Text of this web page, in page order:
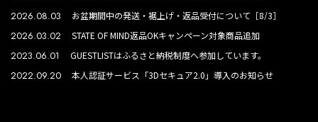
2026.08.03 お盆期間中の発送・裾上げ・返品受付について［8/3］
2026.03.02 STATE OF MIND返品OKキャンペーン対象商品追加
2023.06.01 GUESTLISTはふるさと納税制度へ参加しています。
2022.09.20 本人認証サービス「3Dセキュア2.0」導入のお知らせ